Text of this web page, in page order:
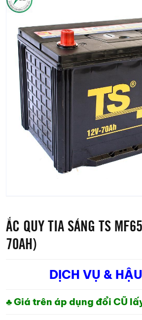
ẮC QUY TIA SÁNG TS
70AH)
DỊCH VỤ &
♣ Giá trên áp dụng đổi CŨ